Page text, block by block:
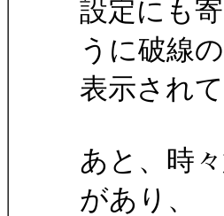
設定にも
うに破線
表示され
あと、時
があり、